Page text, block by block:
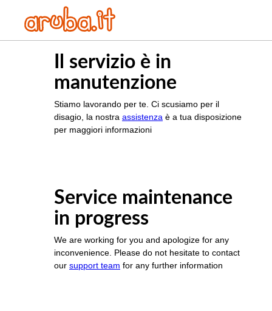
Il servizio è in
manutenzione
Stiamo lavorando per te. Ci scusiamo per il
disagio, la nostra assistenza è a tua disposizione
per maggiori informazioni
Service maintenance
in progress
We are working for you and apologize for any
inconvenience. Please do not hesitate to contact
our support team for any further information